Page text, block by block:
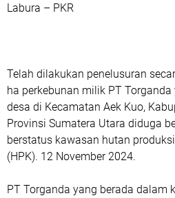
Labura – PKR
Telah dilakukan penelusuran
ha perkebunan milik PT
desa di Kecamatan Aek Kuo,
Provinsi Sumatera Utara diduga
berstatus kawasan hutan
(HPK). 12 November 2024.
PT Torganda yang berada dalam